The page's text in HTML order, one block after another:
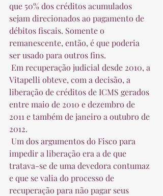
que 50% dos créditos acumulados
sejam direcionados ao pagamento de
débitos fiscais. Somente o
remanescente, então, é que poderia
ser usado para outros fins.
Vitapelli obteve, com a decisão, a
liberação de créditos de ICMS gerados
entre maio de 2010 e dezembro de
2011 e também de janeiro a outubro de
2012.
impedir a liberação era a de que
tratava-se de uma devedora contumaz
e que se valia do processo de
recuperação para não pagar seus